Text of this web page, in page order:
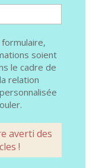
soient
le cadre de
relation